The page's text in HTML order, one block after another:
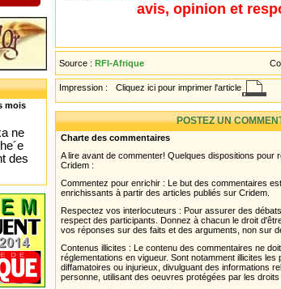
mois
avis, opinion et
Source : RFI-Afrique
Impression : Cliquez ici pour imprimer l'article
POSTEZ UN
Charte des commentaires
A lire avant de commenter! Quelques dispositions pour
Cridem :
Commentez pour enrichir : Le but des commentaires
enrichissants à partir des articles publiés sur Cridem.
Respectez vos interlocuteurs : Pour assurer des
respect des participants. Donnez à chacun le droit
vos réponses sur des faits et des arguments, non sur
Contenus illicites : Le contenu des commentaires ne
réglementations en vigueur. Sont notamment illicites les
diffamatoires ou injurieux, divulguant des informations
personne, utilisant des oeuvres protégées par les